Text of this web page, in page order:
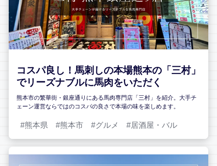
コスパ良し！馬刺しの本場熊本の「三村」
でリーズナブルに馬肉をいただく
熊本市の繁華街・銀座通りにある馬肉専門店「三村」を紹介。大手チ
ェーン運営ならではのコスパの良さで本場の味を楽しめます。
熊本県 熊本市 グルメ 居酒屋・バル